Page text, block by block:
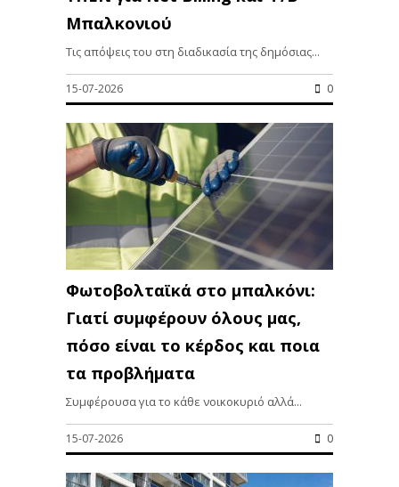
Μπαλκονιού
Τις απόψεις του στη διαδικασία της δημόσιας...
15-07-2026 0
Φωτοβολταϊκά στο μπαλκόνι:
Γιατί συμφέρουν όλους μας,
πόσο είναι το κέρδος και ποια
τα προβλήματα
Συμφέρουσα για το κάθε νοικοκυριό αλλά...
15-07-2026 0